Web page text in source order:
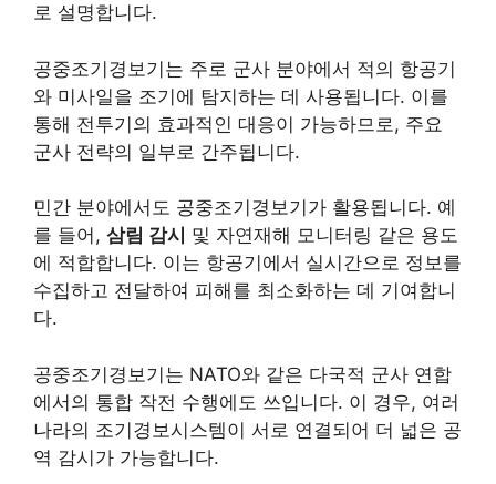
로 설명합니다.
공중조기경보기는 주로 군사 분야에서 적의 항공기
와 미사일을 조기에 탐지하는 데 사용됩니다. 이를
통해 전투기의 효과적인 대응이 가능하므로, 주요
군사 전략의 일부로 간주됩니다.
민간 분야에서도 공중조기경보기가 활용됩니다. 예
를 들어, 삼림 감시 및 자연재해 모니터링 같은 용도
에 적합합니다. 이는 항공기에서 실시간으로 정보를
수집하고 전달하여 피해를 최소화하는 데 기여합니
다.
공중조기경보기는 NATO와 같은 다국적 군사 연합
에서의 통합 작전 수행에도 쓰입니다. 이 경우, 여러
나라의 조기경보시스템이 서로 연결되어 더 넓은 공
역 감시가 가능합니다.